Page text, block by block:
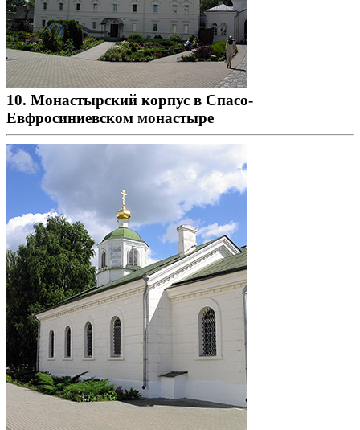
10. Монастырский корпус в Спасо-
Евфросиниевском монастыре